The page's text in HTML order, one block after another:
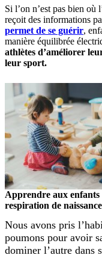
Si l’on n’est pas bien où
reçoit des informations
permet de se guérir,
manière équilibrée
athlètes d’améliorer
leur sport.
Apprendre aux
respiration de naissance
Nous avons pris
poumons pour avoir
dominer l’autre